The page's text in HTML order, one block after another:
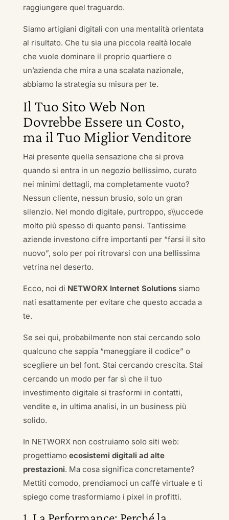
raggiungere quel traguardo.
Siamo artigiani digitali con una mentalità orientata
al risultato. Che tu sia una piccola realtà locale
che vuole dominare il proprio quartiere o
un’azienda che mira a una scalata nazionale,
abbiamo la strategia su misura per te.
Il Tuo Sito Web Non
Dovrebbe Essere un Costo,
ma il Tuo Miglior Venditore
Hai presente quella sensazione che si prova
quando si entra in un negozio bellissimo, curato
nei minimi dettagli, ma completamente vuoto?
Nessun cliente, nessun brusio, solo un gran
silenzio. Nel mondo digitale, purtroppo, s\\uccede
molto più spesso di quanto pensi. Tantissime
aziende investono cifre importanti per “farsi il sito
nuovo”, solo per poi ritrovarsi con una bellissima
vetrina nel deserto.
Ecco, noi di NETWORX Internet Solutionssiamo
nati esattamente per evitare che questo accada a
te.
Se sei qui, probabilmente non stai cercando solo
qualcuno che sappia “maneggiare il codice” o
scegliere un bel font. Stai cercando crescita. Stai
cercando un modo per far sì che il tuo
investimento digitale si trasformi in contatti,
vendite e, in ultima analisi, in un business più
solido.
In NETWORX non costruiamo solo siti web:
progettiamo ecosistemi digitali ad alte
prestazioni. Ma cosa significa concretamente?
Mettiti comodo, prendiamoci un caffè virtuale e ti
spiego come trasformiamo i pixel in profitti.